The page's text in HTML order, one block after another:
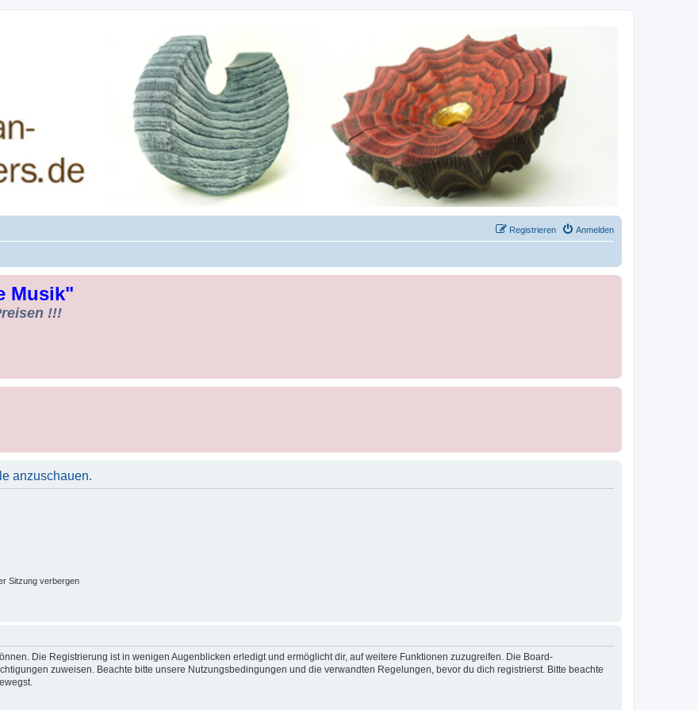
Woodturners *Forum Sauerland*
Anmelden
Registrieren
Musik"
!!!
anzuschauen.
Sitzung verbergen
Die Registrierung ist in wenigen Augenblicken erledigt und ermöglicht dir, auf weitere Funktionen zuzugreifen. Die Board-
zuweisen. Beachte bitte unsere Nutzungsbedingungen und die verwandten Regelungen, bevor du dich registrierst. Bitte beachte